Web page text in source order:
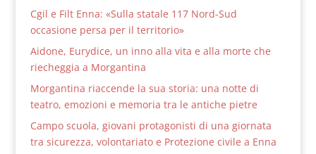
Cgil e Filt Enna: «Sulla statale 117 Nord-Sud
occasione persa per il territorio»
Aidone, Eurydice, un inno alla vita e alla morte che
riecheggia a Morgantina
Morgantina riaccende la sua storia: una notte di
teatro, emozioni e memoria tra le antiche pietre
Campo scuola, giovani protagonisti di una giornata
tra sicurezza, volontariato e Protezione civile a Enna